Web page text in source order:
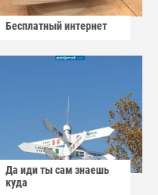
Бесплатный интернет
Да иди ты сам знаешь
куда